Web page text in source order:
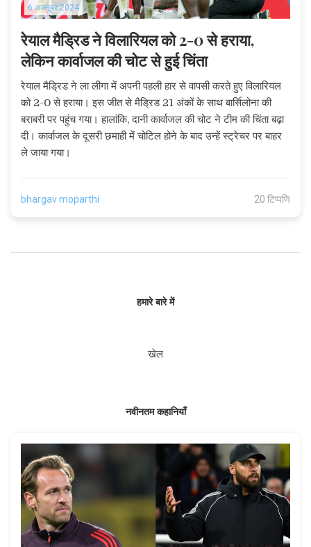
6 अक्तूबर 2024
रेयाल मैड्रिड ने विलारियल को 2-0 से हराया,
लेकिन कार्वाजल की चोट से हुई चिंता
रेयाल मैड्रिड ने ला लीगा में अपनी पहली हार से वापसी करते हुए विलारियल
को 2-0 से हराया। इस जीत से मैड्रिड 21 अंकों के साथ बार्सिलोना की
बराबरी पर पहुंच गया। हालांकि, दानी कार्वाजल की चोट ने टीम की चिंता बढ़ा
दी। कार्वाजल के दूसरी छमाही में चोटिल होने के बाद उन्हें स्ट्रेचर पर बाहर
ले जाया गया।
bhargav moparthi 20 टिप्पणि
हमारे बारे में
खेल
नवीनतम कहानियाँ